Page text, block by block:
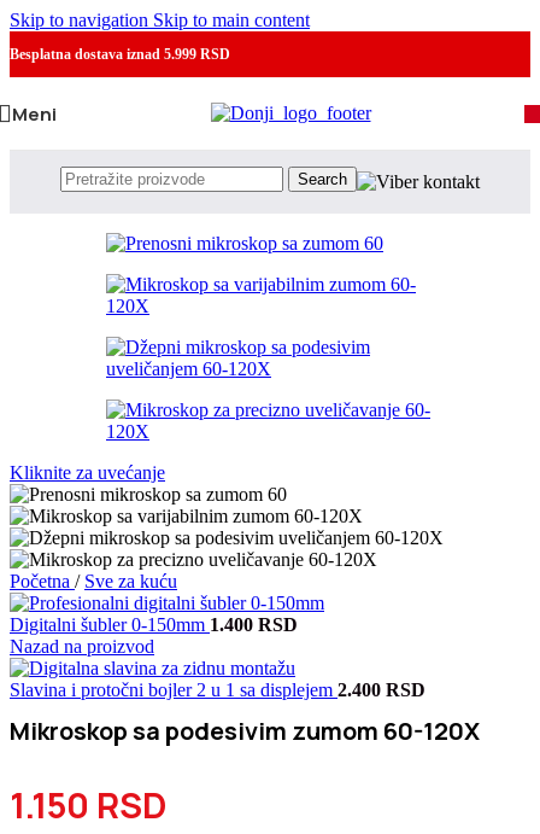
Skip to navigation Skip to main content
Besplatna dostava iznad 5.999 RSD
Meni
Search
Kliknite za uvećanje
Početna / Sve za kuću
Digitalni šubler 0-150mm 1.400 RSD
Nazad na proizvod
Slavina i protočni bojler 2 u 1 sa displejem 2.400 RSD
Mikroskop sa podesivim zumom 60-120X
1.150 RSD